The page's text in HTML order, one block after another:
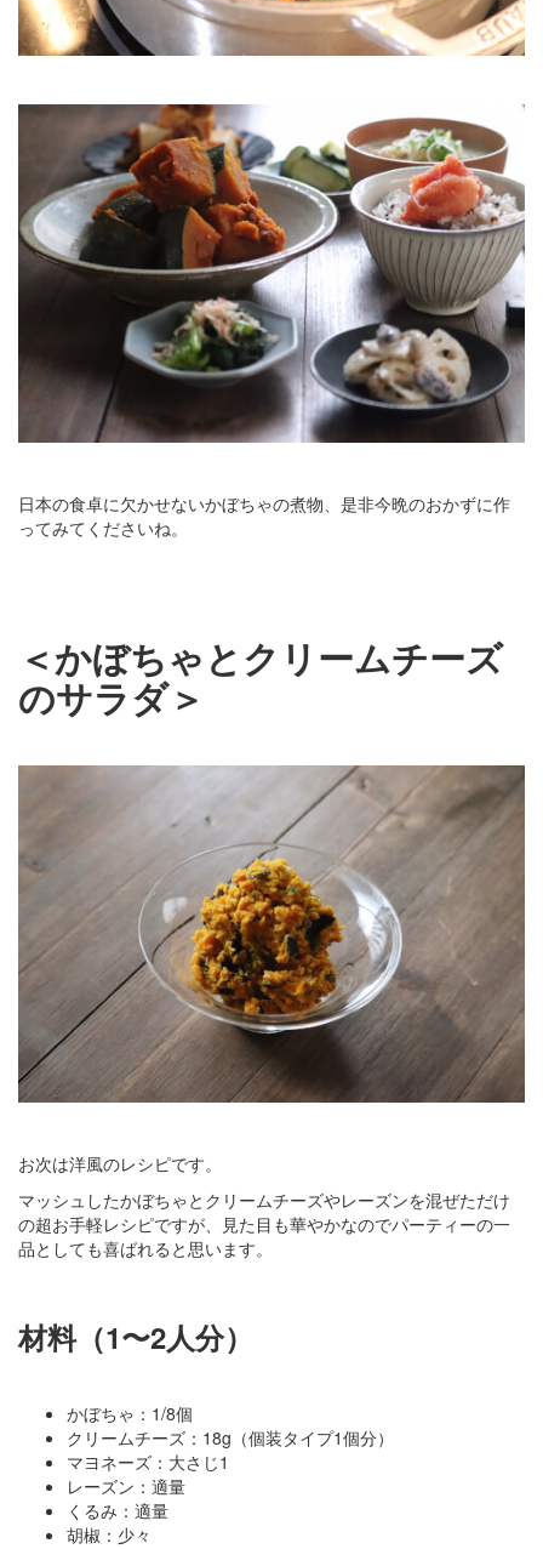
日本の食卓に欠かせないかぼちゃの煮物、是非今晩のおかずに作
ってみてくださいね。
＜かぼちゃとクリームチーズ
のサラダ＞
お次は洋風のレシピです。
マッシュしたかぼちゃとクリームチーズやレーズンを混ぜただけ
の超お手軽レシピですが、見た目も華やかなのでパーティーの一
品としても喜ばれると思います。
材料（1〜2人分）
かぼちゃ：1/8個
クリームチーズ：18g（個装タイプ1個分）
マヨネーズ：大さじ1
レーズン：適量
くるみ：適量
胡椒：少々